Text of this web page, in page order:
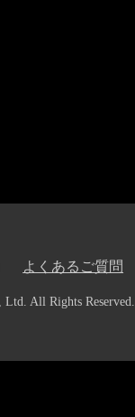
よくあるご質問
All Rights Reserved.